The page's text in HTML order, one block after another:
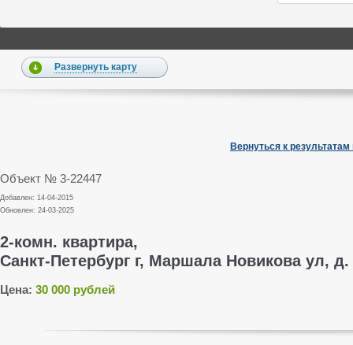
Развернуть карту
Вернуться к результатам
Объект № 3-22447
Добавлен: 14-04-2015
Обновлен: 24-03-2025
2-комн. квартира,
Санкт-Петербург г, Маршала Новикова ул, д.
Цена: 30 000 рублей